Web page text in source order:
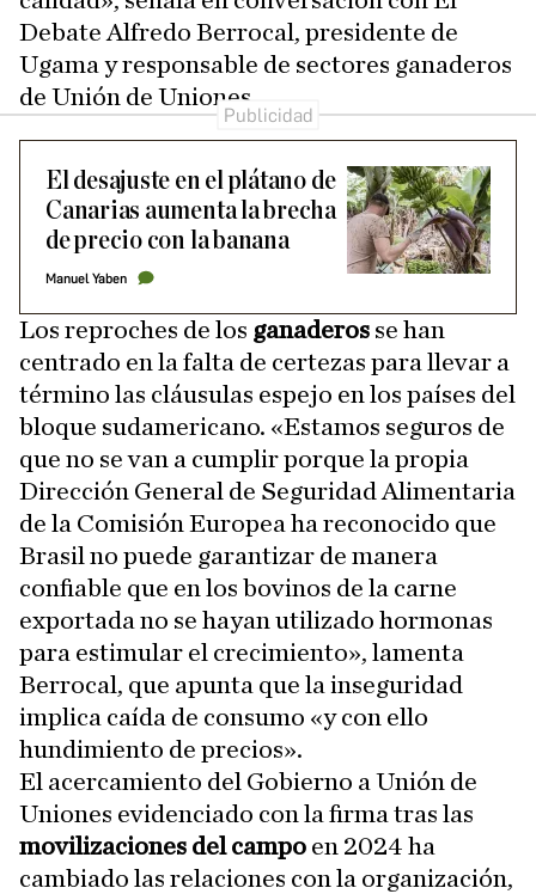
Debate Alfredo Berrocal, presidente de
Ugama y responsable de sectores ganaderos
de Unión de Uniones.
El desajuste en el plátano de
Canarias aumenta la brecha
de precio con la banana
Manuel Yaben
Los reproches de los ganaderos se han
centrado en la falta de certezas para llevar a
término las cláusulas espejo en los países del
bloque sudamericano. «Estamos seguros de
que no se van a cumplir porque la propia
Dirección General de Seguridad Alimentaria
de la Comisión Europea ha reconocido que
Brasil no puede garantizar de manera
confiable que en los bovinos de la carne
exportada no se hayan utilizado hormonas
para estimular el crecimiento», lamenta
Berrocal, que apunta que la inseguridad
implica caída de consumo «y con ello
hundimiento de precios».
El acercamiento del Gobierno a Unión de
Uniones evidenciado con la firma tras las
movilizaciones del campo en 2024 ha
cambiado las relaciones con la organización,